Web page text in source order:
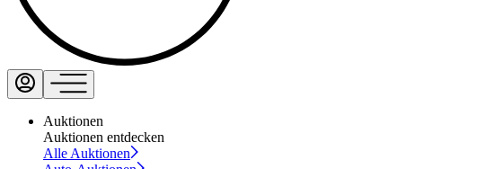
Auktionen
Auktionen entdecken
Alle Auktionen